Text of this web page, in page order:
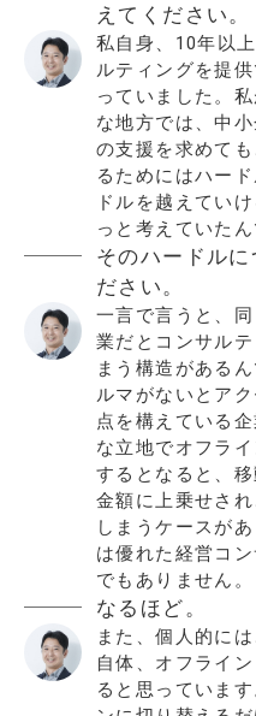
えてください。
私自身、10年以
ルティングを提
っていました。
な地方では、中
の支援を求めて
るためにはハー
ドルを越えてい
っと考えていたん
そのハードルに
ださい。
一言で言うと、
業だとコンサル
まう構造がある
ルマがないとア
点を構えている
な立地でオフラ
するとなると、
金額に上乗せさ
しまうケースが
は優れた経営コ
でもありません。
なるほど。
また、個人的に
自体、オフライ
ると思っていま